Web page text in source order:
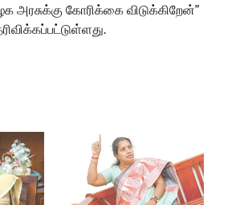
அரசுக்கு கோரிக்கை விடுக்கிறேன்”